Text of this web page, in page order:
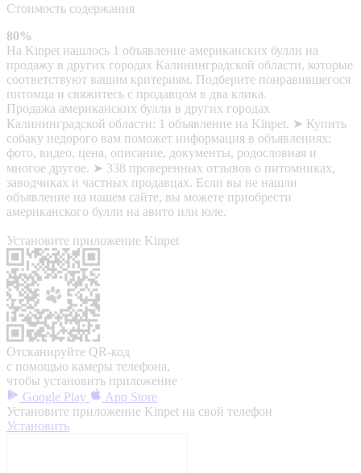
Стоимость содержания
80%
На Kinpet нашлось 1 объявление американских булли на
продажу в других городах Калининградской области, которые
соответствуют вашим критериям. Подберите понравившегося
питомца и свяжитесь с продавцом в два клика.
Продажа американских булли в других городах
Калининградской области: 1 объявление на Kinpet. ➤ Купить
собаку недорого вам поможет информация в объявлениях:
фото, видео, цена, описание, документы, родословная и
многое другое. ➤ 338 проверенных отзывов о питомниках,
заводчиках и частных продавцах. Если вы не нашли
объявление на нашем сайте, вы можете приобрести
американского булли на авито или юле.
Установите приложение Kinpet
Отсканируйте QR-код
с помощью камеры телефона,
чтобы установить приложение
Google Play
App Store
Установите приложение Kinpet на свой телефон
Установить